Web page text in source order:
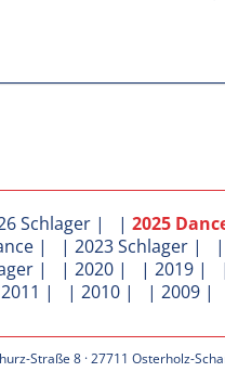
Schlager | | 2025
| | 2023 Schlager | |
| | 2020 | | 2019 | |
2011 | | 2010 | | 2009 |
Straße 8 · 27711 Osterholz-